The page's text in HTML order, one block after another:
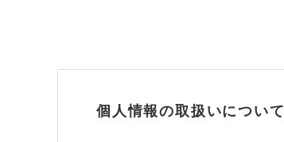
個人情報の取扱いについて